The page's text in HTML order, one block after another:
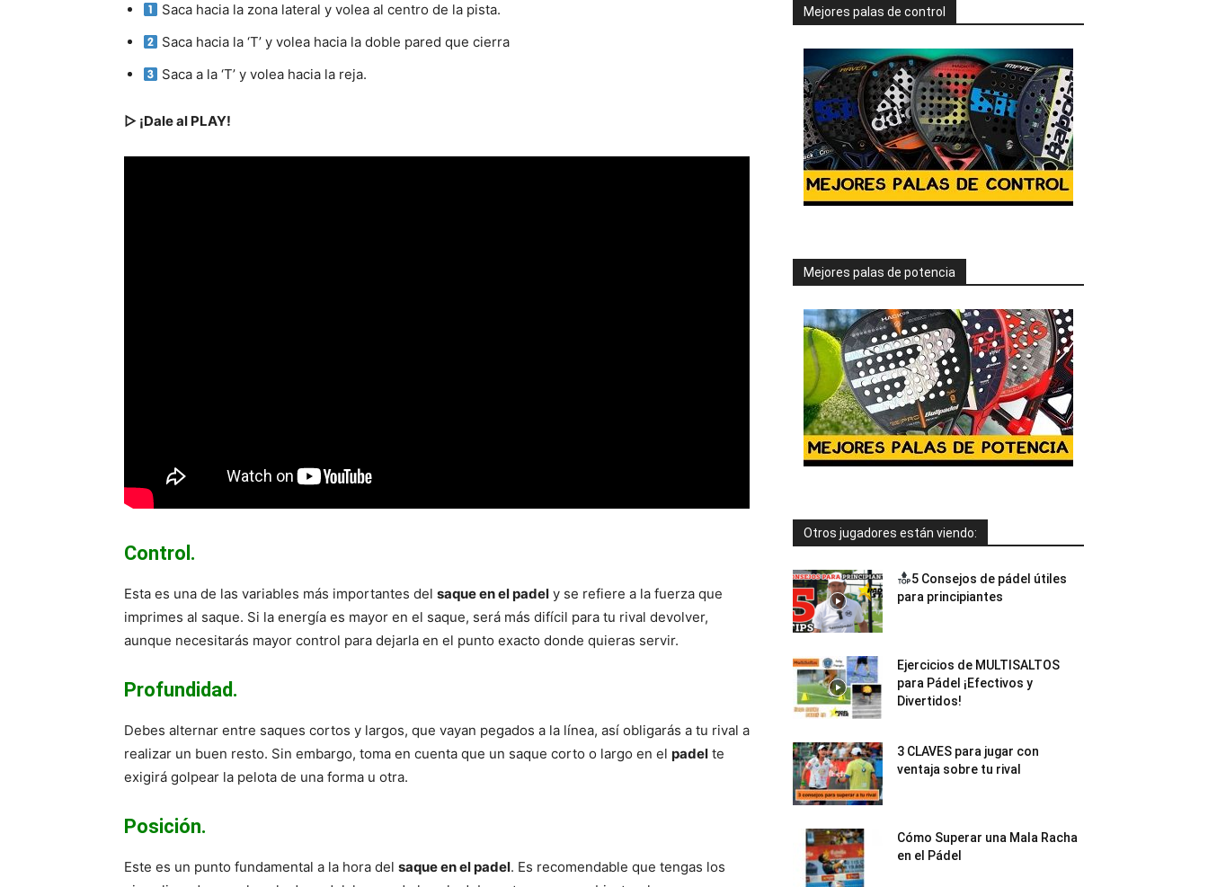
Saca hacia la zona lateral y volea al centro de la pista.
Saca hacia la ‘T’ y volea hacia la doble pared que cierra
Saca a la ‘T’ y volea hacia la reja.
▷ ¡Dale al PLAY!
Control.
Esta es una de las variables más importantes del saque en el padel y se refiere a la fuerza que
imprimes al saque. Si la energía es mayor en el saque, será más difícil para tu rival devolver,
aunque necesitarás mayor control para dejarla en el punto exacto donde quieras servir.
Profundidad.
Debes alternar entre saques cortos y largos, que vayan pegados a la línea, así obligarás a tu rival a
realizar un buen resto. Sin embargo, toma en cuenta que un saque corto o largo en el padel te
exigirá golpear la pelota de una forma u otra.
Posición.
Este es un punto fundamental a la hora del saque en el padel. Es recomendable que tengas los
Mejores palas de control
Mejores palas de potencia
Otros jugadores están viendo:
5 Consejos de pádel útiles
para principiantes
Ejercicios de MULTISALTOS
para Pádel ¡Efectivos y
Divertidos!
3 CLAVES para jugar con
ventaja sobre tu rival
Cómo Superar una Mala Racha
en el Pádel